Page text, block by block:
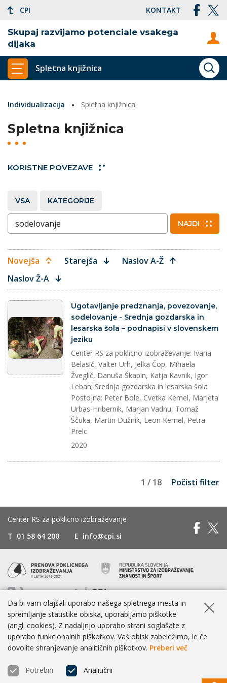
Skupaj razvijamo potenciale vsakega
dijaka
CPI KONTAKT
PRIKAŽI GLAVNI MENI
Spletna knjižnica
Individualizacija Spletna knjižnica
Spletna knjižnica
KORISTNE POVEZAVE
VSA KATEGORIJE
Vnesite ključne besede NAJDI
Novejša Starejša
Naslov A-Ž
Naslov Ž-A
splet
Ugotavljanje predznanja, povezovanje,
sodelovanje - Srednja gozdarska in
lesarska šola – podnapisi v slovenskem
jeziku
Center RS za poklicno izobraževanje: Ivana
Belasić, Valter Urh, Jelka Čop, Mihaela
Žveglič, Danuša Škapin, Katja Kavnik, Igor
Leban; Srednja gozdarska in lesarska šola
Postojna: Peter Bole, Cvetka Kernel, Marjeta
Urbas-Hribernik, Marjan Vadnu, Tomaž
Ščuka, Martin Dužnik, Leon Kernel, Petra
Prelc
2020
1 / 18 Počisti filter
Center RS za poklicno izobraževanje
T 01 58 64 200 E info@cpi.si
Naložbo sofinancirata Republika Slovenija in Evropska unija iz
Evropskega socialnega sklada.
Dostopnost | Zasebnost| Piškotki
Skrij
Da bi vam olajšali uporabo našega spletnega mesta in
spremljanje statistike obiska, uporabljamo piškotke
(angl. cookies). Z nadaljnjo uporabo strani soglašate z
uporabo funkcionalnih piškotkov. Vaš obisk zabeležimo, le če
dovolite shranjevanje analitičnih piškotkov. Preberi več
Potrebni Analitični